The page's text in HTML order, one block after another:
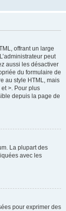
offrant un large
peut
aussi les désactiver
du formulaire de
au style HTML, mais
>. Pour plus
depuis la page de
La plupart des
avec les
pour exprimer des